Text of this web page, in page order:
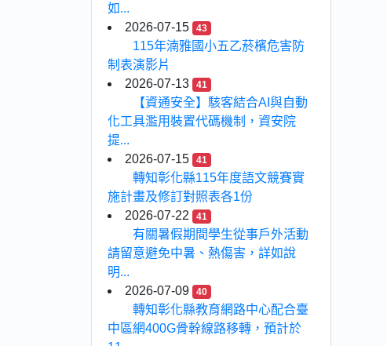
如...
2026-07-15
43
115年湳雅國小五乙菸檳危害防
制表演影片
2026-07-13
41
【資通安全】駭客結合AI與自動
化工具濫用裝置代碼機制，資安院
提...
2026-07-15
41
轉知彰化縣115年度語文競賽實
施計畫及修訂對照表各1份
2026-07-22
41
有關暑假期間學生從事戶外活動
請留意避免中暑、熱傷害，詳如說
明...
2026-07-09
40
轉知彰化縣教育網路中心配合臺
中區網400G骨幹線路移轉，預計於